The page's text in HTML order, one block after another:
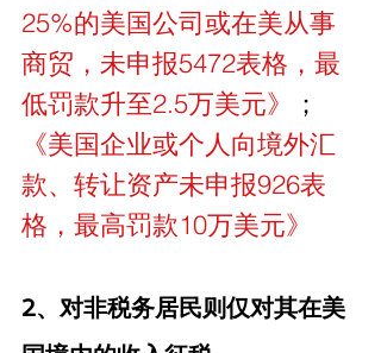
25%的美国公司或在美从事
商贸，未申报5472表格，最
低罚款升至2.5万美元》
；
《美国企业或个人向境外汇
款、转让资产未申报926表
格，最高罚款10万美元》
2、对非税务居民则仅对其在美